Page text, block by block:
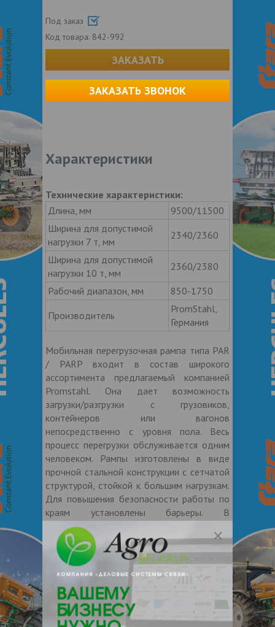
Под заказ
Код товара: 842-992
ЗАКАЗАТЬ
ЗАКАЗАТЬ ЗВОНОК
Характеристики
Технические характеристики:
Длина, мм
9500/11500
Ширина для допустимой
нагрузки 7 т, мм
2340/2360
Ширина для допустимой
нагрузки 10 т, мм
2360/2380
Рабочий диапазон, мм
850-1750
Производитель
PromStahl,
Германия
Мобильная перегрузочная рампа типа PAR
/ PARP входит в состав широкого
ассортимента предлагаемый компанией
Promstahl. Она дает возможность
загрузки/разгрузки с грузовиков,
контейнеров или вагонов
непосредственно с уровня пола. Весь
процесс перегрузки обслуживается одним
человеком. Рампы изготовлены в виде
прочной стальной конструкции с сетчатой
структурой, стойкой к большим нагрузкам.
Для повышения безопасности работы по
краям установлены барьеры. В
ассортименте доступны два вида: рампа в
стандарте (PAR) или с дополнительной
горизонтальной платформой (PARP). Рампа
повторяет вертикальные колебания кузова
(плавающие движения согласно с PN-EN
1398). Производитель мобильной рампы –
PROMStahl, Германия – европейский
производитель перегрузочных систем.